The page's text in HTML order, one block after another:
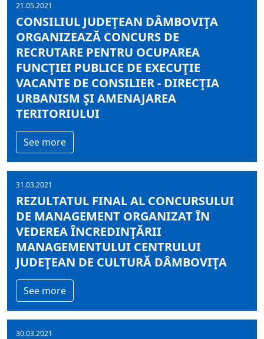
21.05.2021
CONSILIUL JUDEŢEAN DÂMBOVIŢA
ORGANIZEAZĂ CONCURS DE
RECRUTARE PENTRU OCUPAREA
FUNCŢIEI PUBLICE DE EXECUŢIE
VACANTE DE CONSILIER - DIRECŢIA
URBANISM ŞI AMENAJAREA
TERITORIULUI
See more
31.03.2021
REZULTATUL FINAL AL CONCURSULUI
DE MANAGEMENT ORGANIZAT ÎN
VEDEREA ÎNCREDINŢĂRII
MANAGEMENTULUI CENTRULUI
JUDEŢEAN DE CULTURĂ DÂMBOVIŢA
See more
30.03.2021